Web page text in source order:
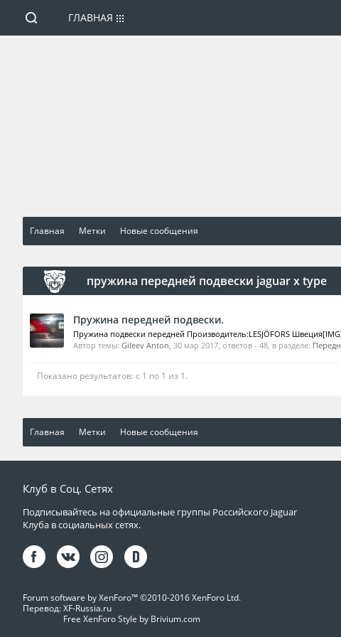
Главная Метки Новые сообщения
пружина передней подвески jaguar x type
Пружина передней подвески.
Пружина подвески передней Производитель:LESJÖFORS
Автор темы: Gileev Anton, 30 мар 2017, ответов - 48, в разделе:
Показано результатов: с 1 по 1 из 1.
Главная Метки Новые сообщения
ГЛАВНАЯ
Клуб в Соц. Сетях
Подписывайтесь на официальные группы Российского Jaguar
Клуба в социальных сетях.
Forum software by XenForo™©2010-2016 XenForo Ltd.
Перевод:XF-Russia.ru
Free XenForo Style by Brivium.com